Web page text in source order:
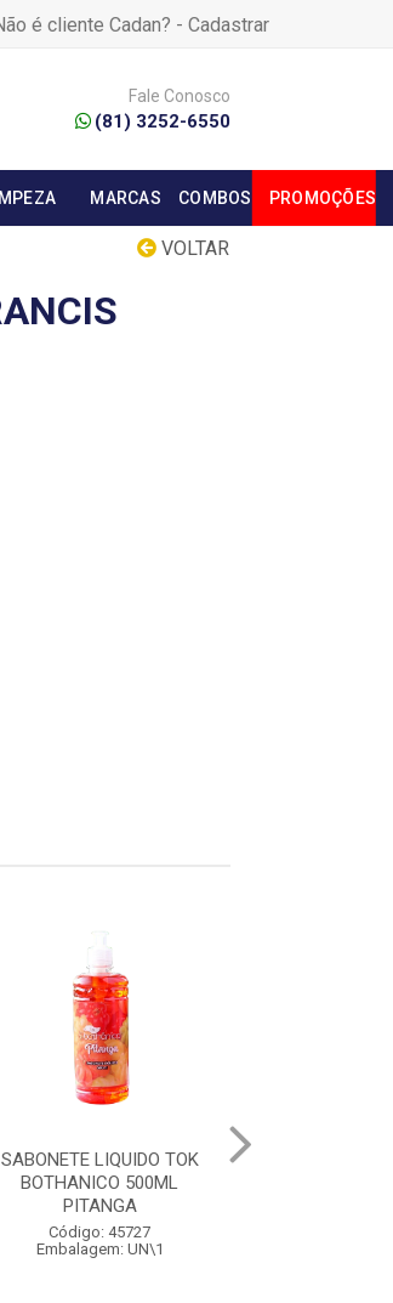
é cliente Cadan? - Cadastrar
Fale Conosco
(81) 3252-6550
MARCAS COMBOS PROMOÇÕES
VOLTAR
SABONETE LIQUIDO TOK
BOTHANICO 500ML
PITANGA
Código: 45727
Embalagem: UN\1